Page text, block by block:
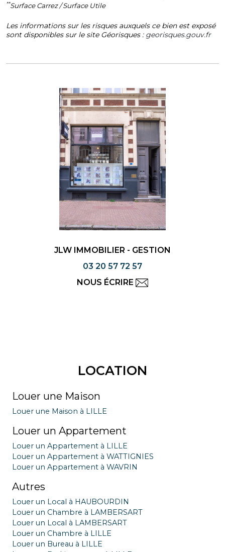
**Surface Carrez / Surface Utile
Les informations sur les risques auxquels ce bien est exposé
sont disponibles sur le site Géorisques : georisques.gouv.fr
JLW IMMOBILIER - GESTION
03 20 57 72 57
NOUS ÉCRIRE
LOCATION
Louer une Maison
Louer une Maison à LILLE
Louer un Appartement
Louer un Appartement à LILLE
Louer un Appartement à WATTIGNIES
Louer un Appartement à WAVRIN
Autres
Louer un Local à HAUBOURDIN
Louer un Chambre à LAMBERSART
Louer un Local à LAMBERSART
Louer un Chambre à LILLE
Louer un Bureau à LILLE